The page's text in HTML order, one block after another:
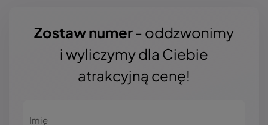
Zostaw numer- oddzwonimy
i wyliczymy dla Ciebie
atrakcyjną cenę!
Imię